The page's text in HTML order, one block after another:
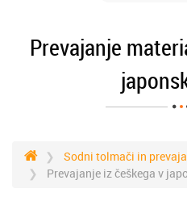
Prevajanje
Sodni tolmači in
Prevajanje iz češkega v